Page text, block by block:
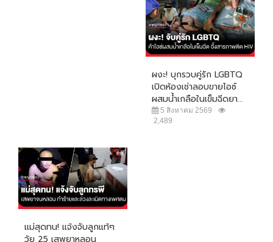
ผงะ! บุกรวบคู่รัก LGBTQ
เปิดห้องเช่าลอบขายไอซ์
ผสมน้ำเกลือในเข็มฉีดยา...
5 สิงหาคม 2569
2,489
แม่สุดทน! แจ้งจับลูกแท้ๆ
วัย 25 เสพยาหลอน